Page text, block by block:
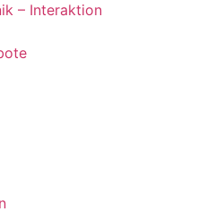
– Interaktion